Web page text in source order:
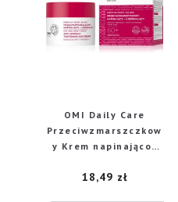
OMI Daily Care
Przeciwzmarszczkow
y Krem napinająco-
dzień i na noc 50ml
18,49 zł